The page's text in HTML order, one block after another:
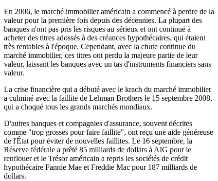
En 2006, le marché immobilier américain a commencé à perdre de la
valeur pour la première fois depuis des décennies. La plupart des
banques n'ont pas pris les risques au sérieux et ont continué à
acheter des titres adossés à des créances hypothécaires, qui étaient
très rentables à l'époque. Cependant, avec la chute continue du
marché immobilier, ces titres ont perdu la majeure partie de leur
valeur, laissant les banques avec un tas d'instruments financiers sans
valeur.
La crise financière qui a débuté avec le krach du marché immobilier
a culminé avec la faillite de Lehman Brothers le 15 septembre 2008,
qui a choqué tous les grands marchés mondiaux.
D'autres banques et compagnies d'assurance, souvent décrites
comme "trop grosses pour faire faillite", ont reçu une aide généreuse
de l'État pour éviter de nouvelles faillites. Le 16 septembre, la
Réserve fédérale a prêté 85 milliards de dollars à AIG pour le
renflouer et le Trésor américain a repris les sociétés de crédit
hypothécaire Fannie Mae et Freddie Mac pour 187 milliards de
dollars.